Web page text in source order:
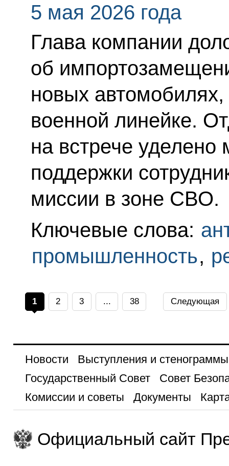
5 мая 2026 года
Глава компании
об
новых
военной линейке.
на встрече
поддержки
миссии в зоне СВО.
Ключевые слова:
промышленность,
1 2 3 ... 38 Следующая
Новости
Выступления и стенограммы
Государственный Совет
Совет
Комиссии и советы
Документы
Официальный сайт